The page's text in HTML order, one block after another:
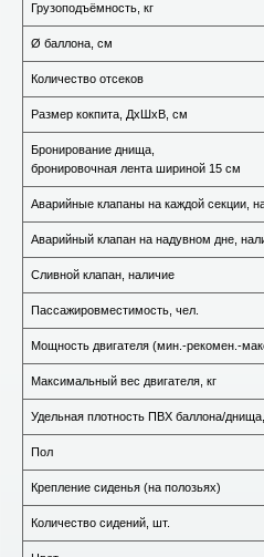
Грузоподъёмность, кг
Ø баллона, см
Количество отсеков
Размер кокпита, ДхШхВ, см
Бронирование днища,
бронировочная лента шириной 15 см
Аварийные клапаны на каждой секции,
Аварийный клапан на надувном дне,
Сливной клапан, наличие
Пассажировместимость, чел.
Мощность двигателя (мин.-рекомен.-
Максимальный вес двигателя, кг
Удельная плотность ПВХ баллона/
Пол
Крепление сиденья (на полозьях)
Количество сидений, шт.